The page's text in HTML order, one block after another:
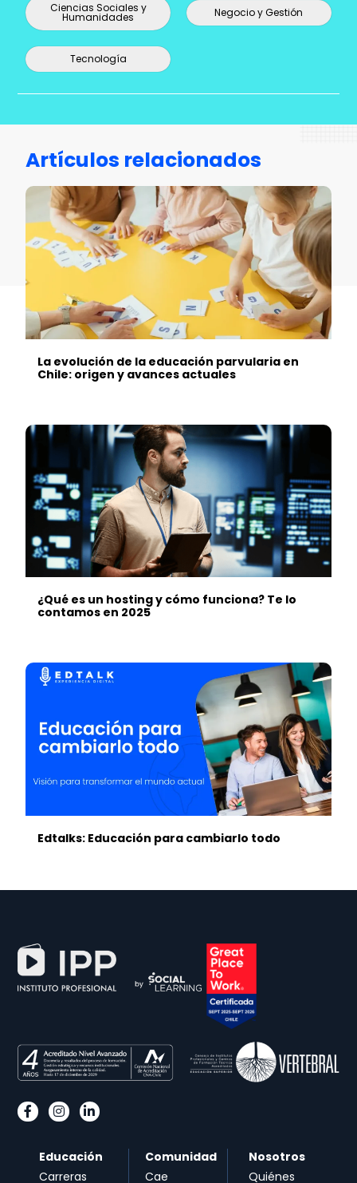
Ciencias Sociales y
Humanidades Negocio y Gestión
Tecnología
Artículos relacionados
La evolución de la educación parvularia en
Chile: origen y avances actuales
¿Qué es un hosting y cómo funciona? Te lo
contamos en 2025
Edtalks: Educación para cambiarlo todo
Educación
Carreras
Comunidad
Cae
Nosotros
Quiénes